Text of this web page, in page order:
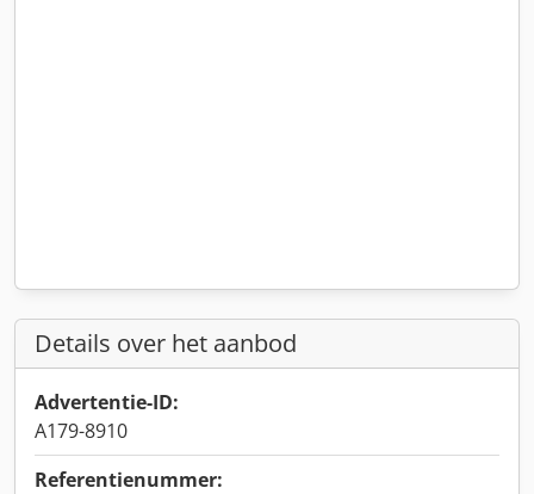
Details over het aanbod
Advertentie-ID:
A179-8910
Referentienummer: